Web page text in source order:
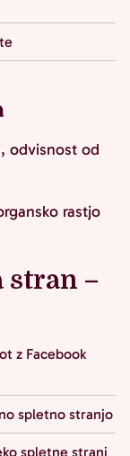
odvisnost od
rastjo
stran –
z Facebook
spletno stranjo
spletne strani